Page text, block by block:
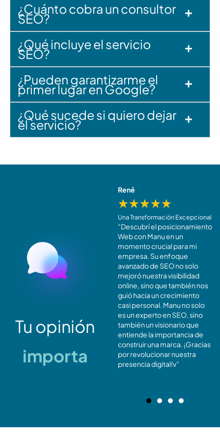
¿Cuánto cobra un consultor
SEO?
¿Qué incluye el servicio
SEO?
¿Pueden garantizarme el
primer lugar en Google?
¿Qué sucede si quiero dejar
el servicio?
Tu opinión
importa
Avanzado con Manu Fraga ha
demostrado ser invaluable.
He experimentado un buen
retorno de inversión en
René
★★★★★
Una Transformación Excepcional
“Descubrí el posicionamiento
Web con Manu en un
momento crucial para mi
empresa. Su enfoque
avanzado de SEO no solo
mejoró nuestra visibilidad
online, sino que también nos
guió hacia un crecimiento
casi personal. Manu no solo
es un experto en SEO, sino
también un visionario que
entiende la importancia de
construir una marca. ¡Gracias
por revolucionar nuestra
presencia digital!v”